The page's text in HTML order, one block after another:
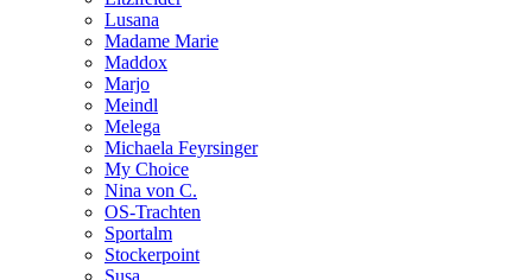
Lusana
Madame Marie
Maddox
Marjo
Meindl
Melega
Michaela Feyrsinger
My Choice
Nina von C.
OS-Trachten
Sportalm
Stockerpoint
Susa